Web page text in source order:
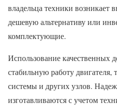
владельца техники возникает
дешевую альтернативу или
комплектующие.
Использование качественных
стабильную работу двигателя,
системы и других узлов.
изготавливаются с учетом